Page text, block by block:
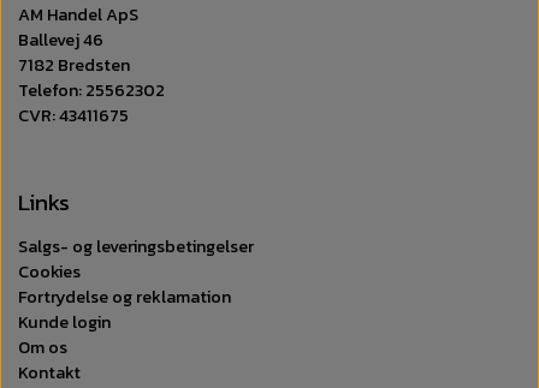
AM Handel ApS
Ballevej 46
7182 Bredsten
Telefon: 25562302
CVR: 43411675
Links
Salgs- og leveringsbetingelser
Cookies
Fortrydelse og reklamation
Kunde login
Om os
Kontakt